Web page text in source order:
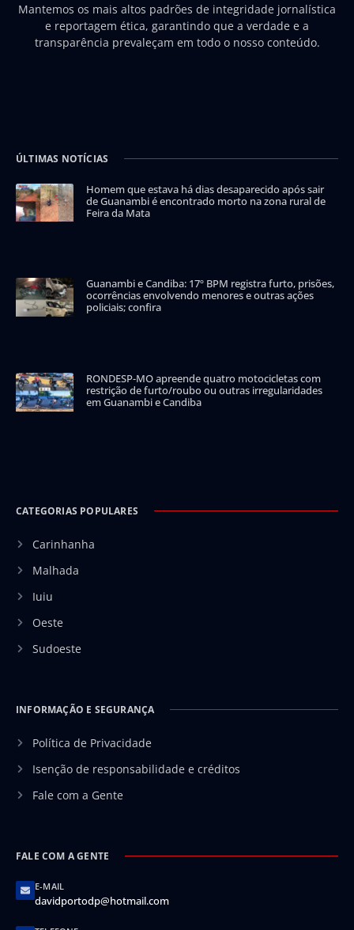
Mantemos os mais altos padrões de integridade jornalística
e reportagem ética, garantindo que a verdade e a
transparência prevaleçam em todo o nosso conteúdo.
ÚLTIMAS NOTÍCIAS
Homem que estava há dias desaparecido após sair
de Guanambi é encontrado morto na zona rural de
Feira da Mata
Guanambi e Candiba: 17º BPM registra furto, prisões,
ocorrências envolvendo menores e outras ações
policiais; confira
RONDESP-MO apreende quatro motocicletas com
restrição de furto/roubo ou outras irregularidades
em Guanambi e Candiba
CATEGORIAS POPULARES
Carinhanha
Malhada
Iuiu
Oeste
Sudoeste
INFORMAÇÃO E SEGURANÇA
Política de Privacidade
Isenção de responsabilidade e créditos
Fale com a Gente
FALE COM A GENTE
E-MAIL
davidportodp@hotmail.com